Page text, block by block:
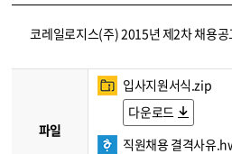
코레일소개_경영공시_채용공고 상세보기 – 내용, 파일, 담당자 연락처로 구성
코레일로지스(주) 2015년 제2차 채용
파일
입사지원서식.zip
다운로드
직원채용 결격사유